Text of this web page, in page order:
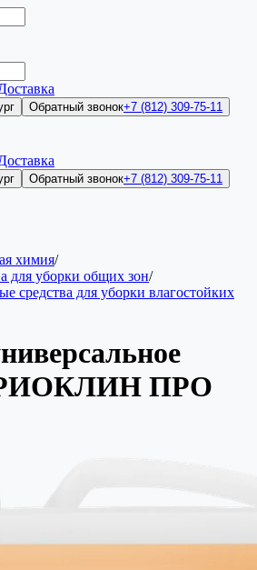
Обратный звонок+7 (812) 309-75-11
Обратный звонок+7 (812) 309-75-11
химия/
для уборки общих зон/
средства для уборки влагостойких
ПРО